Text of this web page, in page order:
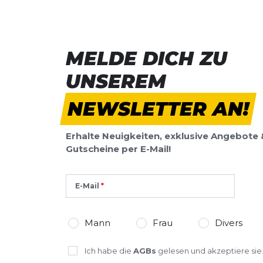
MELDE DICH ZU
UNSEREM
NEWSLETTER AN!
Erhalte Neuigkeiten, exklusive Angebote
Gutscheine per E-Mail!
E-Mail
Mann Frau Divers
Ich habe die AGBs gelesen und akzeptiere sie.